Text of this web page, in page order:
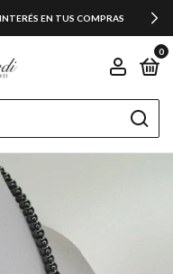
EN TUS COMPRAS
0